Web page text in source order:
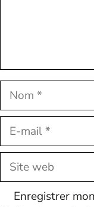
Nom
E-
Site
Enregistrer